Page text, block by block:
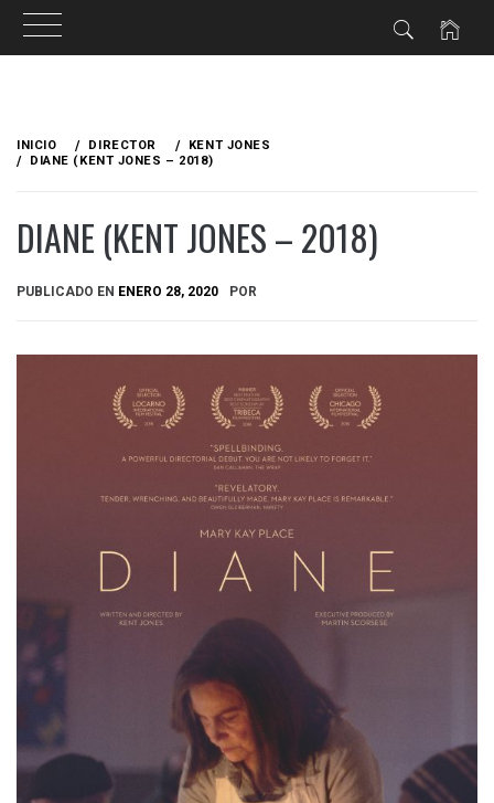
contenido
INICIO DIRECTOR
KENT JONES
DIANE (KENT JONES – 2018)
DIANE (KENT JONES – 2018)
PUBLICADO EN ENERO 28, 2020 POR